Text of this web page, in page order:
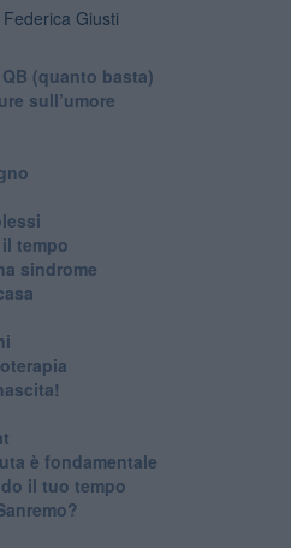
Giusti
(quanto basta)
sull’umore
tempo
sindrome
è fondamentale
il tuo tempo